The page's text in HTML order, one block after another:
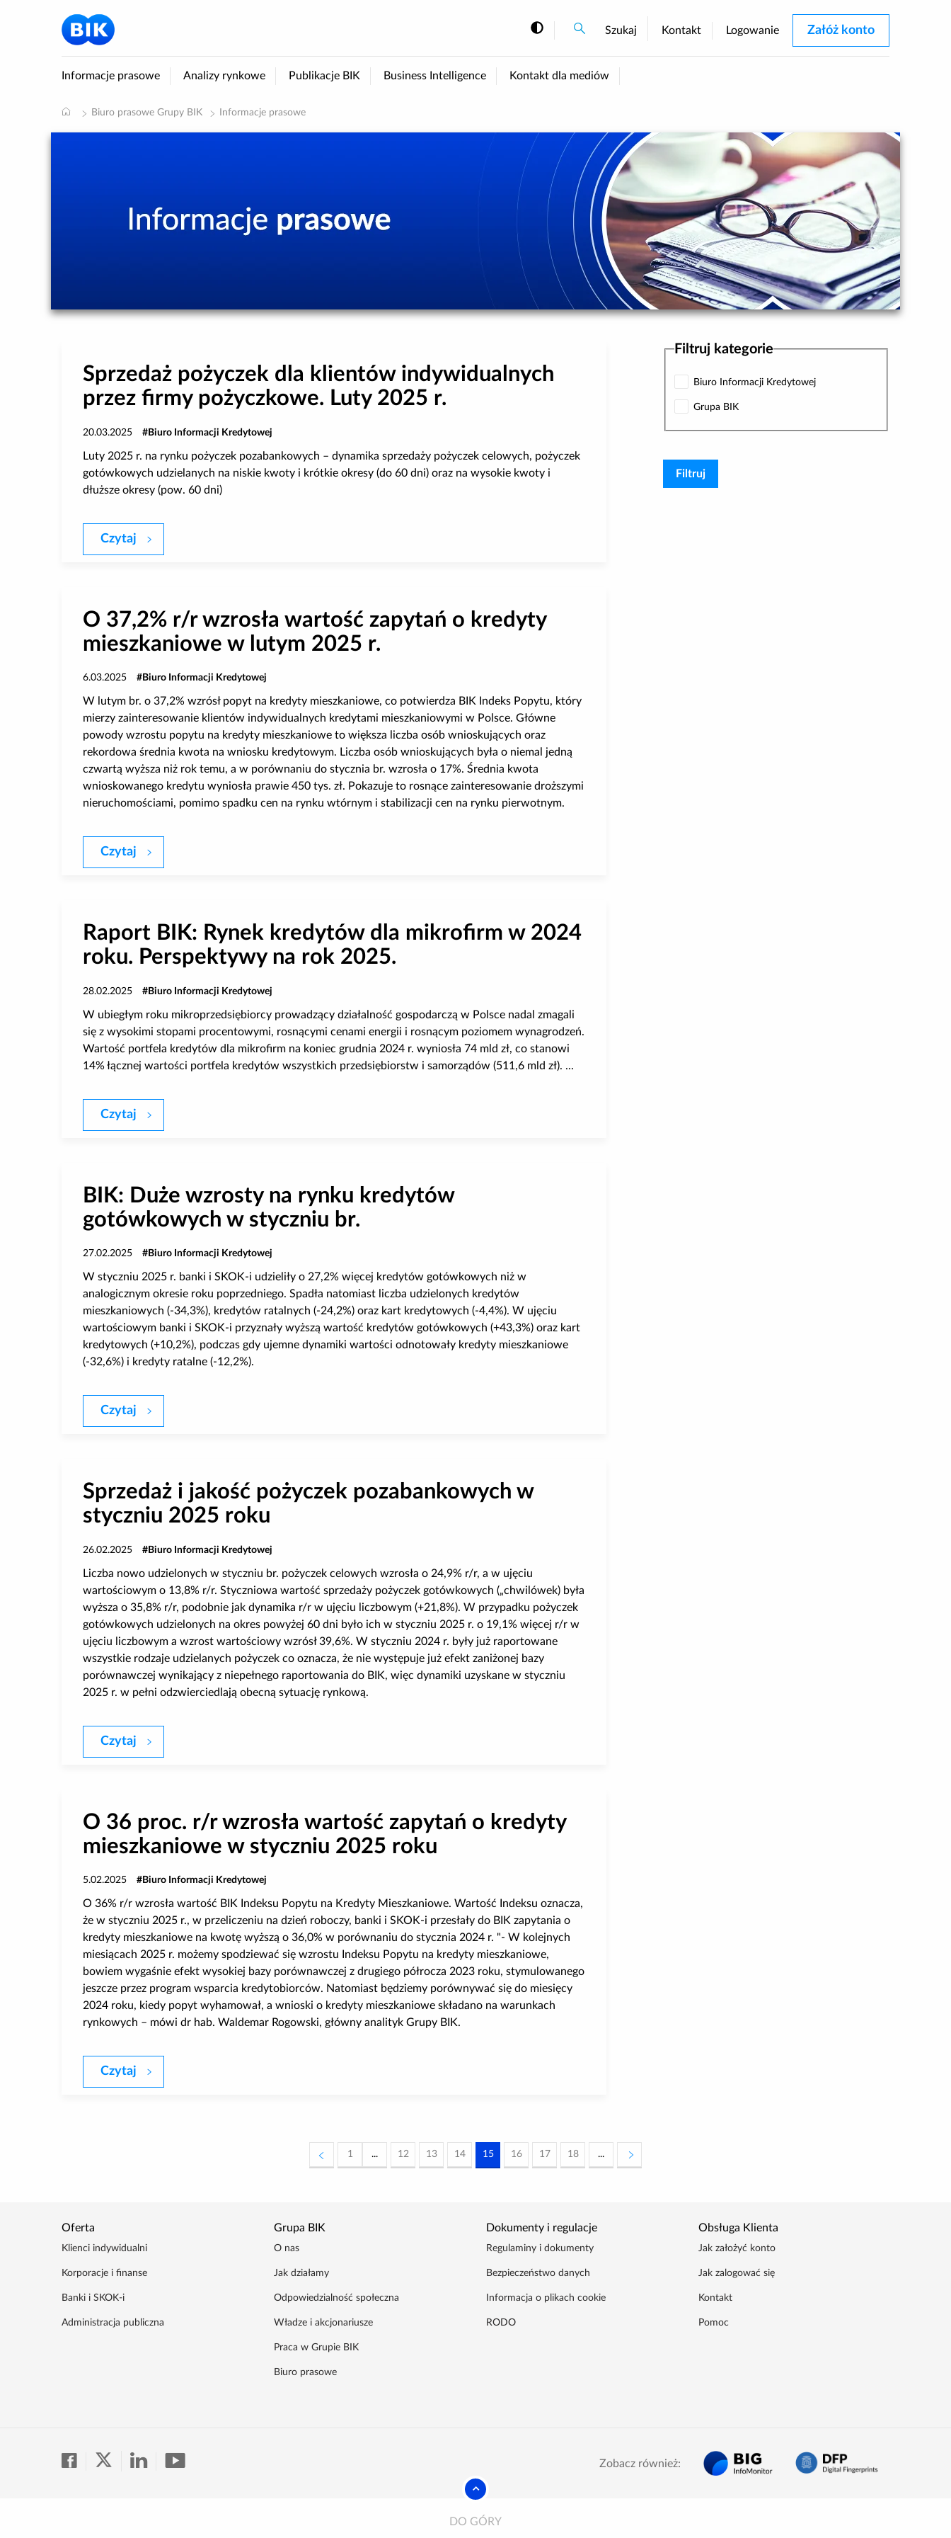
Zmiana kontrastu
SzukajSzukaj
Szukaj Kontakt Logowanie Załóż konto
Informacje prasowe Analizy rynkowe Publikacje BIK Business Intelligence Kontakt dla mediów
Biuro prasowe Grupy BIK Informacje prasowe
Filtruj kategorie
Biuro Informacji Kredytowej
Grupa BIK
Sprzedaż pożyczek dla klientów indywidualnych
przez firmy pożyczkowe. Luty 2025 r.
20.03.2025 Biuro Informacji Kredytowej
Luty 2025 r. na rynku pożyczek pozabankowych – dynamika sprzedaży pożyczek celowych, pożyczek
gotówkowych udzielanych na niskie kwoty i krótkie okresy (do 60 dni) oraz na wysokie kwoty i
dłuższe okresy (pow. 60 dni)
Czytaj Sprzedaż pożyczek dla klientów indywidualnych przez firmy pożyczkowe. Luty 2025 r.
O 37,2% r/r wzrosła wartość zapytań o kredyty
mieszkaniowe w lutym 2025 r.
6.03.2025 Biuro Informacji Kredytowej
W lutym br. o 37,2% wzrósł popyt na kredyty mieszkaniowe, co potwierdza BIK Indeks Popytu, który
mierzy zainteresowanie klientów indywidualnych kredytami mieszkaniowymi w Polsce. Główne
powody wzrostu popytu na kredyty mieszkaniowe to większa liczba osób wnioskujących oraz
rekordowa średnia kwota na wniosku kredytowym. Liczba osób wnioskujących była o niemal jedną
czwartą wyższa niż rok temu, a w porównaniu do stycznia br. wzrosła o 17%. Średnia kwota
wnioskowanego kredytu wyniosła prawie 450 tys. zł. Pokazuje to rosnące zainteresowanie droższymi
nieruchomościami, pomimo spadku cen na rynku wtórnym i stabilizacji cen na rynku pierwotnym.
Czytaj O 37,2% r/r wzrosła wartość zapytań o kredyty mieszkaniowe w lutym 2025 r.
Raport BIK: Rynek kredytów dla mikrofirm w 2024
roku. Perspektywy na rok 2025.
28.02.2025 Biuro Informacji Kredytowej
W ubiegłym roku mikroprzedsiębiorcy prowadzący działalność gospodarczą w Polsce nadal zmagali
się z wysokimi stopami procentowymi, rosnącymi cenami energii i rosnącym poziomem wynagrodzeń.
Wartość portfela kredytów dla mikrofirm na koniec grudnia 2024 r. wyniosła 74 mld zł, co stanowi
14% łącznej wartości portfela kredytów wszystkich przedsiębiorstw i samorządów (511,6 mld zł). ...
Czytaj Raport BIK: Rynek kredytów dla mikrofirm w 2024 roku. Perspektywy na rok 2025.
BIK: Duże wzrosty na rynku kredytów
gotówkowych w styczniu br.
27.02.2025 Biuro Informacji Kredytowej
W styczniu 2025 r. banki i SKOK-i udzieliły o 27,2% więcej kredytów gotówkowych niż w
analogicznym okresie roku poprzedniego. Spadła natomiast liczba udzielonych kredytów
mieszkaniowych (-34,3%), kredytów ratalnych (-24,2%) oraz kart kredytowych (-4,4%). W ujęciu
wartościowym banki i SKOK-i przyznały wyższą wartość kredytów gotówkowych (+43,3%) oraz kart
kredytowych (+10,2%), podczas gdy ujemne dynamiki wartości odnotowały kredyty mieszkaniowe
(-32,6%) i kredyty ratalne (-12,2%).
Czytaj BIK: Duże wzrosty na rynku kredytów gotówkowych w styczniu br.
Sprzedaż i jakość pożyczek pozabankowych w
styczniu 2025 roku
26.02.2025 Biuro Informacji Kredytowej
Liczba nowo udzielonych w styczniu br. pożyczek celowych wzrosła o 24,9% r/r, a w ujęciu
wartościowym o 13,8% r/r. Styczniowa wartość sprzedaży pożyczek gotówkowych („chwilówek) była
wyższa o 35,8% r/r, podobnie jak dynamika r/r w ujęciu liczbowym (+21,8%). W przypadku pożyczek
gotówkowych udzielonych na okres powyżej 60 dni było ich w styczniu 2025 r. o 19,1% więcej r/r w
ujęciu liczbowym a wzrost wartościowy wzrósł 39,6%. W styczniu 2024 r. były już raportowane
wszystkie rodzaje udzielanych pożyczek co oznacza, że nie występuje już efekt zaniżonej bazy
porównawczej wynikający z niepełnego raportowania do BIK, więc dynamiki uzyskane w styczniu
2025 r. w pełni odzwierciedlają obecną sytuację rynkową.
Czytaj Sprzedaż i jakość pożyczek pozabankowych w styczniu 2025 roku
O 36 proc. r/r wzrosła wartość zapytań o kredyty
mieszkaniowe w styczniu 2025 roku
5.02.2025 Biuro Informacji Kredytowej
O 36% r/r wzrosła wartość BIK Indeksu Popytu na Kredyty Mieszkaniowe. Wartość Indeksu oznacza,
że w styczniu 2025 r., w przeliczeniu na dzień roboczy, banki i SKOK-i przesłały do BIK zapytania o
kredyty mieszkaniowe na kwotę wyższą o 36,0% w porównaniu do stycznia 2024 r. "- W kolejnych
miesiącach 2025 r. możemy spodziewać się wzrostu Indeksu Popytu na kredyty mieszkaniowe,
bowiem wygaśnie efekt wysokiej bazy porównawczej z drugiego półrocza 2023 roku, stymulowanego
jeszcze przez program wsparcia kredytobiorców. Natomiast będziemy porównywać się do miesięcy
2024 roku, kiedy popyt wyhamował, a wnioski o kredyty mieszkaniowe składano na warunkach
rynkowych – mówi dr hab. Waldemar Rogowski, główny analityk Grupy BIK.
Czytaj O 36 proc. r/r wzrosła wartość zapytań o kredyty mieszkaniowe w styczniu 2025 roku
1 ... 12 13 14 15 16 17 18 ...
Oferta
Klienci indywidualni
Korporacje i finanse
Banki i SKOK-i
Administracja publiczna
Grupa BIK
O nas
Jak działamy
Odpowiedzialność społeczna
Władze i akcjonariusze
Praca w Grupie BIK
Biuro prasowe
Dokumenty i regulacje
Regulaminy i dokumenty
Bezpieczeństwo danych
Informacja o plikach cookie
RODO
Obsługa Klienta
Jak założyć konto
Jak zalogować się
Kontakt
Pomoc
Zobacz również:
DO GÓRY